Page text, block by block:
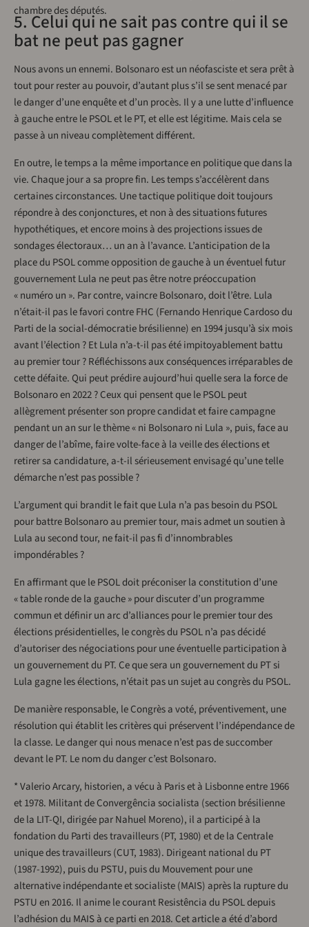
chambre des députés.
5. Celui qui ne sait pas contre qui il se
bat ne peut pas gagner
Nous avons un ennemi. Bolsonaro est un néofasciste et sera prêt à
tout pour rester au pouvoir, d’autant plus s’il se sent menacé par
le danger d’une enquête et d’un procès. Il y a une lutte d’influence
à gauche entre le PSOL et le PT, et elle est légitime. Mais cela se
passe à un niveau complètement différent.
En outre, le temps a la même importance en politique que dans la
vie. Chaque jour a sa propre fin. Les temps s’accélèrent dans
certaines circonstances. Une tactique politique doit toujours
répondre à des conjonctures, et non à des situations futures
hypothétiques, et encore moins à des projections issues de
sondages électoraux… un an à l’avance. L’anticipation de la
place du PSOL comme opposition de gauche à un éventuel futur
gouvernement Lula ne peut pas être notre préoccupation
« numéro un ». Par contre, vaincre Bolsonaro, doit l’être. Lula
n’était-il pas le favori contre FHC (Fernando Henrique Cardoso du
Parti de la social-démocratie brésilienne) en 1994 jusqu’à six mois
avant l’élection ? Et Lula n’a-t-il pas été impitoyablement battu
au premier tour ? Réfléchissons aux conséquences irréparables de
cette défaite. Qui peut prédire aujourd’hui quelle sera la force de
Bolsonaro en 2022 ? Ceux qui pensent que le PSOL peut
allègrement présenter son propre candidat et faire campagne
pendant un an sur le thème « ni Bolsonaro ni Lula », puis, face au
danger de l’abîme, faire volte-face à la veille des élections et
retirer sa candidature, a-t-il sérieusement envisagé qu’une telle
démarche n’est pas possible ?
L’argument qui brandit le fait que Lula n’a pas besoin du PSOL
pour battre Bolsonaro au premier tour, mais admet un soutien à
Lula au second tour, ne fait-il pas fi d’innombrables
impondérables ?
En affirmant que le PSOL doit préconiser la constitution d’une
« table ronde de la gauche » pour discuter d’un programme
commun et définir un arc d’alliances pour le premier tour des
élections présidentielles, le congrès du PSOL n’a pas décidé
d’autoriser des négociations pour une éventuelle participation à
un gouvernement du PT. Ce que sera un gouvernement du PT si
Lula gagne les élections, n’était pas un sujet au congrès du PSOL.
De manière responsable, le Congrès a voté, préventivement, une
résolution qui établit les critères qui préservent l’indépendance de
la classe. Le danger qui nous menace n’est pas de succomber
devant le PT. Le nom du danger c’est Bolsonaro.
* Valerio Arcary, historien, a vécu à Paris et à Lisbonne entre 1966
et 1978. Militant de Convergência socialista (section brésilienne
de la LIT-QI, dirigée par Nahuel Moreno), il a participé à la
fondation du Parti des travailleurs (PT, 1980) et de la Centrale
unique des travailleurs (CUT, 1983). Dirigeant national du PT
(1987-1992), puis du PSTU, puis du Mouvement pour une
alternative indépendante et socialiste (MAIS) après la rupture du
PSTU en 2016. Il anime le courant Resistência du PSOL depuis
l’adhésion du MAIS à ce parti en 2018. Cet article a été d’abord